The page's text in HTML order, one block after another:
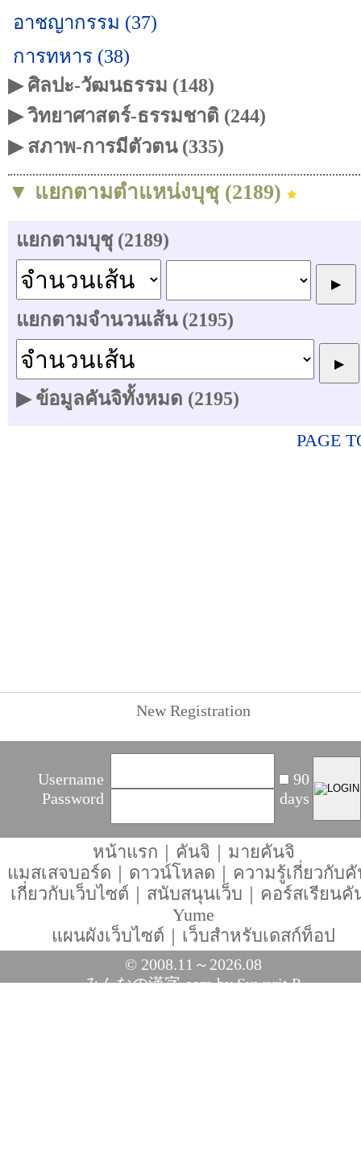
อาชญากรรม (37)
การทหาร (38)
▶ ศิลปะ-วัฒนธรรม (148)
▶ วิทยาศาสตร์-ธรรมชาติ (244)
▶ สภาพ-การมีตัวตน (335)
▼ แยกตามตำแหน่งบุชุ (2189)
แยกตามบุชุ (2189)
แยกตามจำนวนเส้น (2195)
▶ ข้อมูลคันจิทั้งหมด (2195)
PAGE
New Registration
Username
Password
90
days
หน้าแรก ｜ คันจิ ｜ มายคันจิ
แมสเสจบอร์ด ｜ ดาวน์โหลด ｜ ความรู้เกี่ยวกับ
เกี่ยวกับเว็บไซต์ ｜ สนับสนุนเว็บ ｜ คอร์สเรียนคั
Yume
แผนผังเว็บไซต์ ｜ เว็บสำหรับเดสก์ท็อป
© 2008.11～2026.08
みんなの漢字.comby Suwarit P.